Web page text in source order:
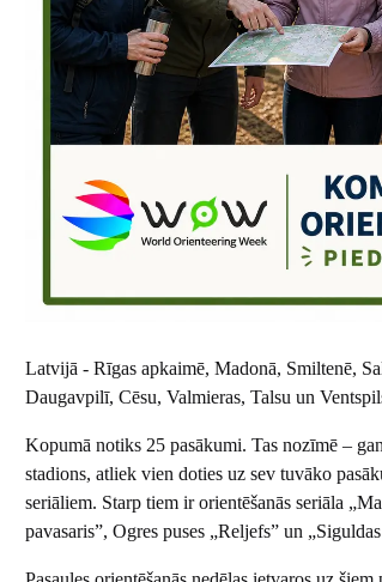
Latvijā - Rīgas apkaimē, Madonā, Smiltenē,
Daugavpilī, Cēsu, Valmieras, Talsu un
Kopumā notiks 25 pasākumi. Tas nozīmē –
stadions, atliek vien doties uz sev tuvāko
seriāliem. Starp tiem ir orientēšanās seriāla
pavasaris”, Ogres puses „Reljefs” un